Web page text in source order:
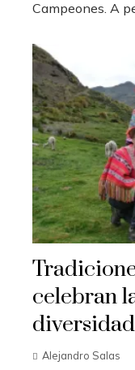
Campeones. A
celebran
Alejandro Salas